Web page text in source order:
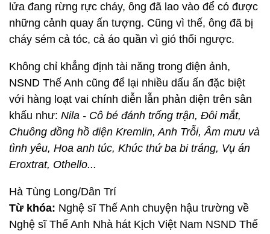
lửa đang rừng rực cháy, ông đã lao vào để có được
những cảnh quay ấn tượng. Cũng vì thế, ông đã bị
cháy sém cả tóc, cả áo quần vì gió thổi ngược.
Không chỉ khẳng định tài năng trong điện ảnh,
NSND Thế Anh cũng để lại nhiều dấu ấn đặc biệt
với hàng loạt vai chính diễn lẫn phản diện trên sân
khấu như: Nila - Cô bé đánh trống trận, Đôi mắt,
Chuông đồng hồ điện Kremlin, Anh Trỗi, Âm mưu và
tình yêu, Hoa anh túc, Khúc thứ ba bi tráng, Vụ án
Eroxtrat, Othello...
Hà Tùng Long/Dân Trí
Từ khóa: Nghệ sĩ Thế Anh chuyện hậu trường về
Nghệ sĩ Thế Anh Nhà hát Kịch Việt Nam NSND Thế